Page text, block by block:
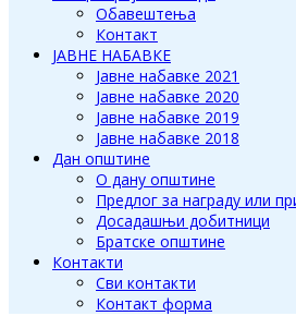
Обавештења
Контакт
ЈАВНЕ НАБАВКЕ
Јавне набавке 2021
Јавне набавке 2020
Јавне набавке 2019
Јавне набавке 2018
Дан општине
О дану општине
Предлог за награду или
Досадашњи добитници
Братске општине
Контакти
Сви контакти
Контакт форма